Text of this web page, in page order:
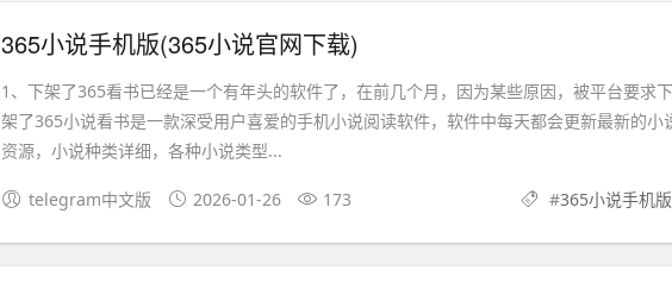
365小说手机版(365小说官网下载)
1、下架了365看书已经是一个有年头的软件了，在前几个月，因为某些原因，被平台要求下
架了365小说看书是一款深受用户喜爱的手机小说阅读软件，软件中每天都会更新最新的小
资源，小说种类详细，各种小说类型...
telegram中文版 2026-01-26 173 #365小说手机版